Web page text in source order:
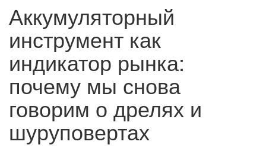
Аккумуляторный
инструмент как
индикатор рынка:
почему мы снова
говорим о дрелях и
шуруповертах